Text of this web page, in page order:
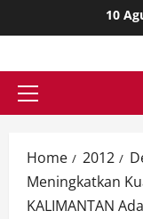
to
10
Primary
Home 2012
Meningkatkan
KALIMANTAN